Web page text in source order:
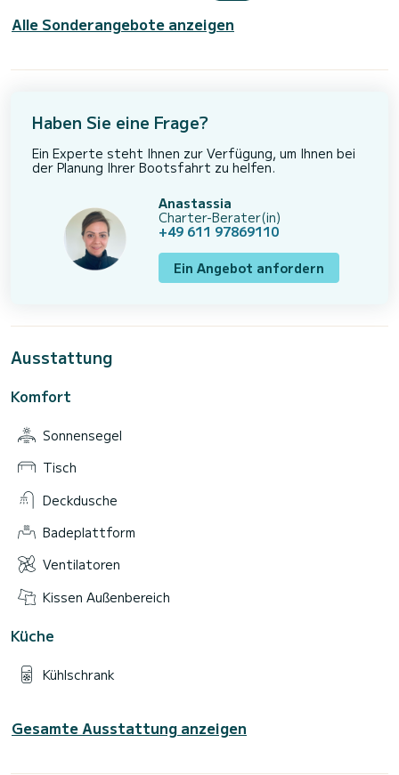
Alle Sonderangebote anzeigen
Haben Sie eine Frage?
Ein Experte steht Ihnen zur Verfügung, um Ihnen bei
der Planung Ihrer Bootsfahrt zu helfen.
Anastassia
Charter-Berater(in)
+49 611 97869110
Ein Angebot anfordern
Ausstattung
Komfort
Sonnensegel
Tisch
Deckdusche
Badeplattform
Ventilatoren
Kissen Außenbereich
Küche
Kühlschrank
Gesamte Ausstattung anzeigen